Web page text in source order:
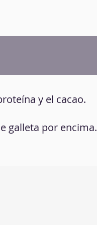
y el cacao.
galleta por encima.